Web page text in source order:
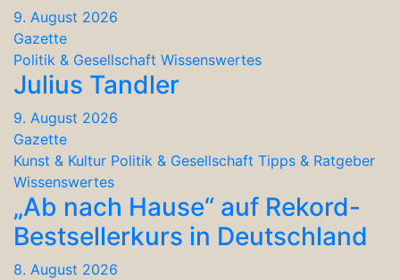
9. August 2026
Gazette
Politik & Gesellschaft Wissenswertes
Julius Tandler
9. August 2026
Gazette
Kunst & Kultur Politik & Gesellschaft Tipps & Ratgeber
Wissenswertes
„Ab nach Hause“ auf Rekord-
Bestsellerkurs in Deutschland
8. August 2026